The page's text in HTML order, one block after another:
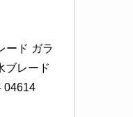
ード ガラ
ブレード
04614